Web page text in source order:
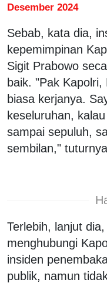
Desember 2024
Sebab, kata dia,
kepemimpinan
Sigit Prabowo
baik. "Pak
biasa kerjanya.
keseluruhan,
sampai sepuluh,
sembilan,"
Terlebih, lanjut
menghubungi
insiden
publik, namun